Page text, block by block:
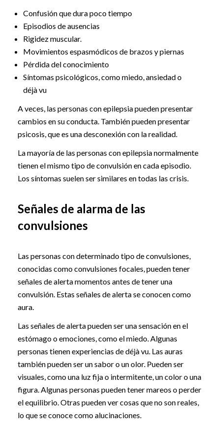
Confusión que dura poco tiempo
Episodios de ausencias
Rigidez muscular.
Movimientos espasmódicos de brazos y piernas
Pérdida del conocimiento
Síntomas psicológicos, como miedo, ansiedad o
déjà vu
A veces, las personas con epilepsia pueden presentar
cambios en su conducta. También pueden presentar
psicosis, que es una desconexión con la realidad.
La mayoría de las personas con epilepsia normalmente
tienen el mismo tipo de convulsión en cada episodio.
Los síntomas suelen ser similares en todas las crisis.
Señales de alarma de las
convulsiones
Las personas con determinado tipo de convulsiones,
conocidas como convulsiones focales, pueden tener
señales de alerta momentos antes de tener una
convulsión. Estas señales de alerta se conocen como
aura.
Las señales de alerta pueden ser una sensación en el
estómago o emociones, como el miedo. Algunas
personas tienen experiencias de déjà vu. Las auras
también pueden ser un sabor o un olor. Pueden ser
visuales, como una luz fija o intermitente, un color o una
figura. Algunas personas pueden tener mareos o perder
el equilibrio. Otras pueden ver cosas que no son reales,
lo que se conoce como alucinaciones.